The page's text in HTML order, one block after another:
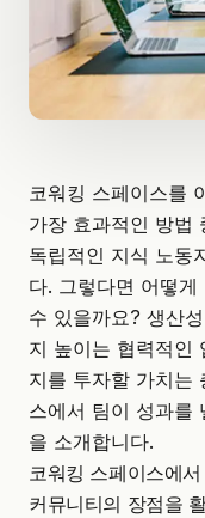
코워킹 스페이스를
가장 효과적인 방법
독립적인 지식 노동
다. 그렇다면 어떻
수 있을까요? 생산
지 높이는 협력적인
지를 투자할 가치는
스에서 팀이 성과를
을 소개합니다.
코워킹 스페이스에
커뮤니티의 장점을